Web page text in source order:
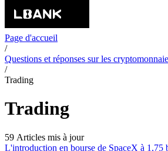
Page d'accueil
/
Questions et réponses sur les
/
Trading
Trading
59 Articles mis à jour
L'introduction en bourse de SpaceX à 1,75